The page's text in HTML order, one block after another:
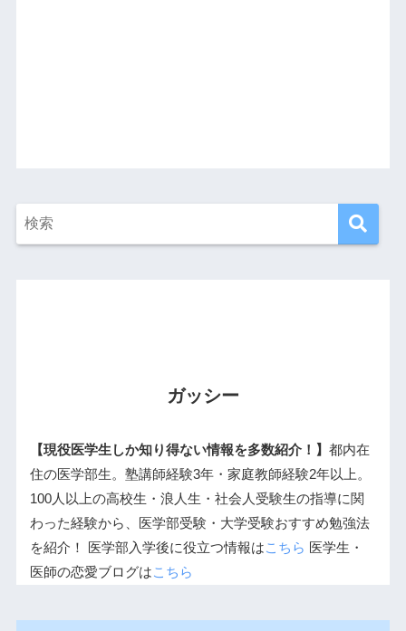
ガッシー
【現役医学生しか知り得ない情報を多数紹介！】 都内在
住の医学部生。塾講師経験3年・家庭教師経験2年以上。
100人以上の高校生・浪人生・社会人受験生の指導に関
わった経験から、医学部受験・大学受験おすすめ勉強法
を紹介！ 医学部入学後に役立つ情報はこちら 医学生・
医師の恋愛ブログはこちら